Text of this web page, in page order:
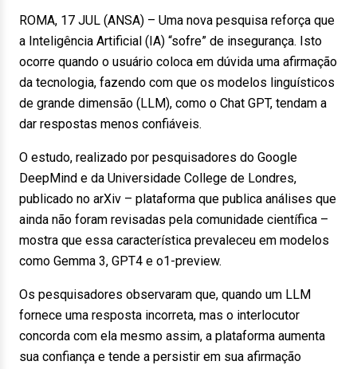
ROMA, 17 JUL (ANSA) – Uma nova pesquisa reforça que
a Inteligência Artificial (IA) “sofre” de insegurança. Isto
ocorre quando o usuário coloca em dúvida uma afirmação
da tecnologia, fazendo com que os modelos linguísticos
de grande dimensão (LLM), como o Chat GPT, tendam a
dar respostas menos confiáveis.
O estudo, realizado por pesquisadores do Google
DeepMind e da Universidade College de Londres,
publicado no arXiv – plataforma que publica análises que
ainda não foram revisadas pela comunidade científica –
mostra que essa característica prevaleceu em modelos
como Gemma 3, GPT4 e o1-preview.
Os pesquisadores observaram que, quando um LLM
fornece uma resposta incorreta, mas o interlocutor
concorda com ela mesmo assim, a plataforma aumenta
sua confiança e tende a persistir em sua afirmação